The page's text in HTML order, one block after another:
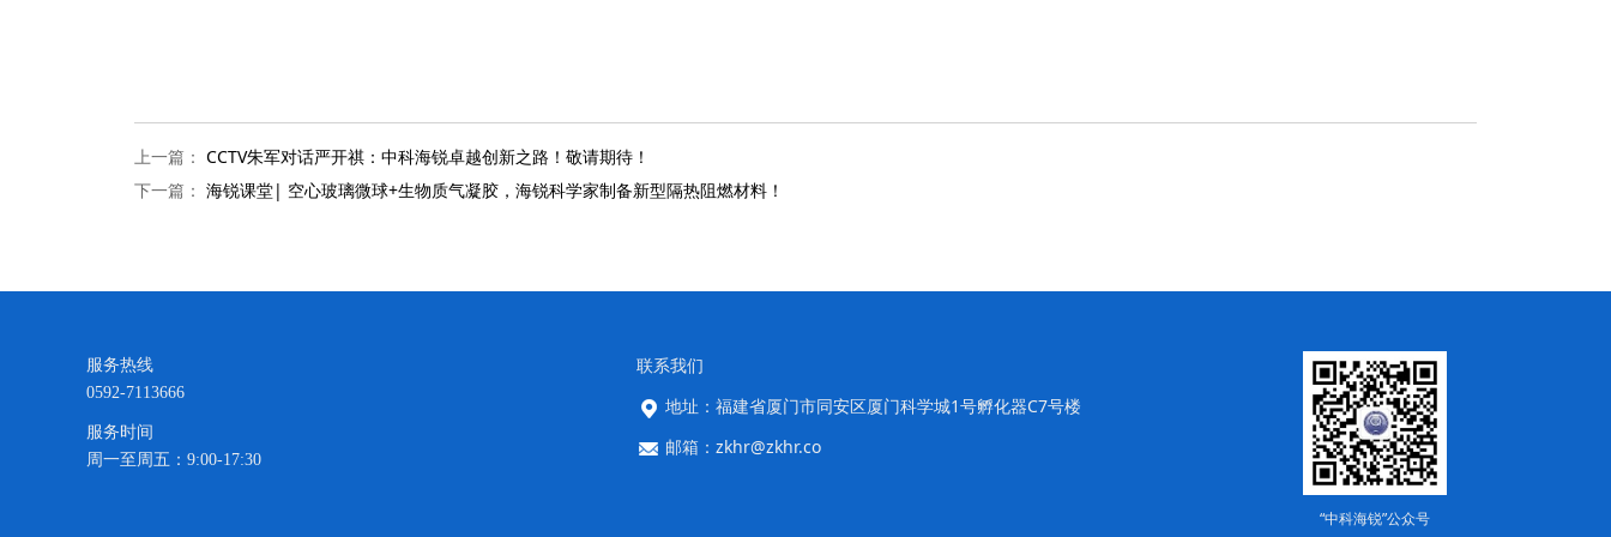
上一篇： CCTV朱军对话严开祺：中科海锐卓越创新之路！敬请期待！
下一篇： 海锐课堂| 空心玻璃微球+生物质气凝胶，海锐科学家制备新型隔热阻燃材料！
服务热线
0592-7113666
服务时间
周一至周五：9:00-17:30
联系我们
地址：福建省厦门市同安区厦门科学城1号孵化器C7号楼
邮箱：zkhr@zkhr.co
“中科海锐”公众号